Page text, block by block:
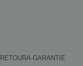
GARANTIE